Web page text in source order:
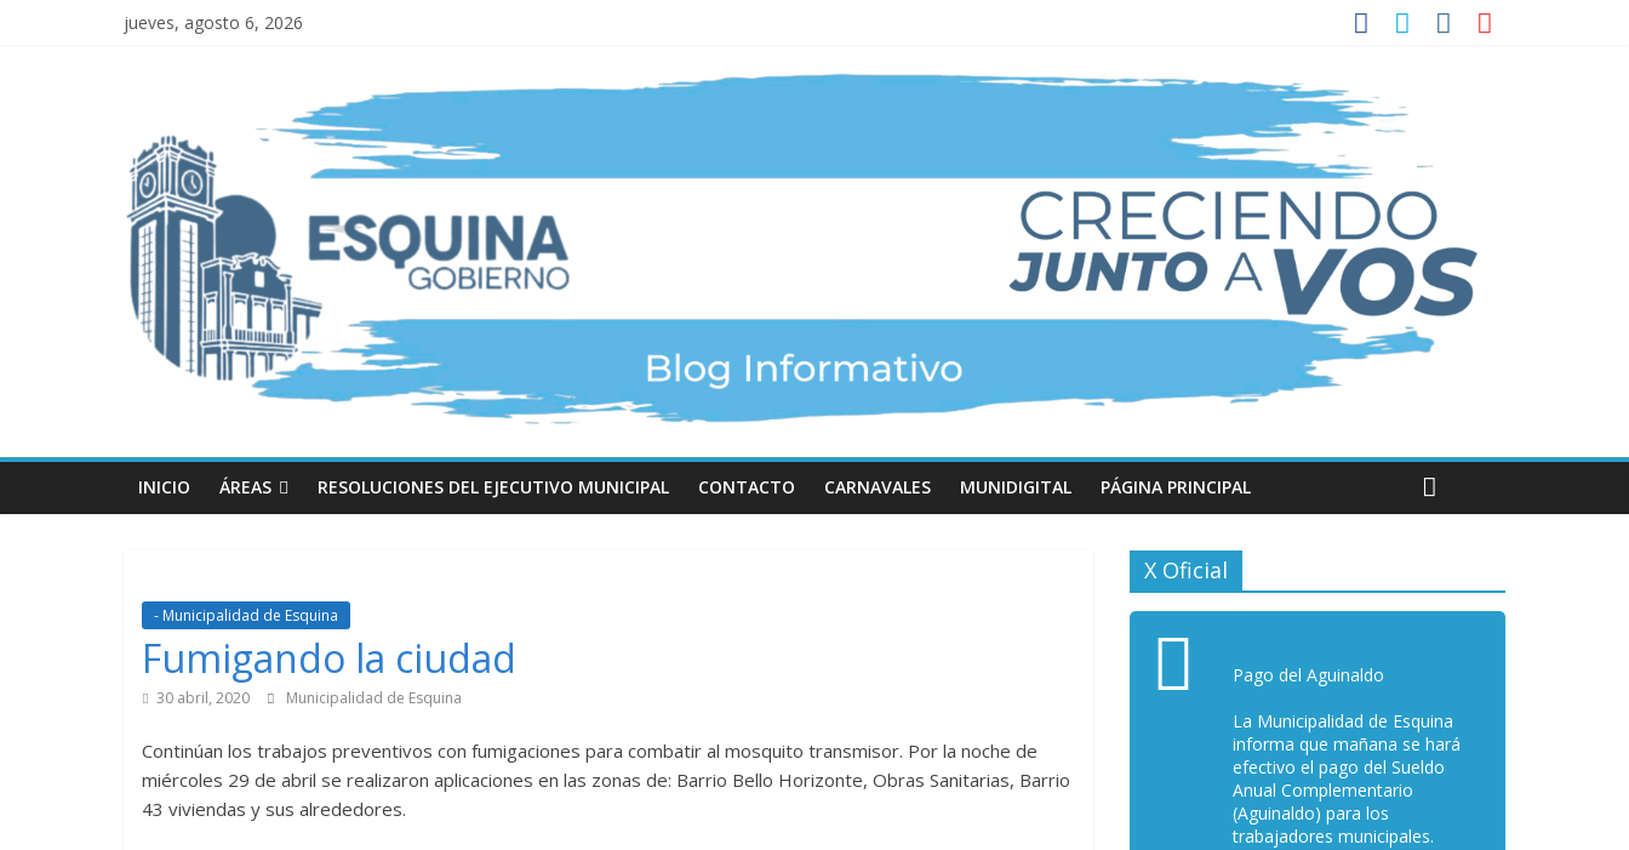
jueves, agosto 6, 2026
INICIO ÁREAS RESOLUCIONES DEL EJECUTIVO MUNICIPAL CONTACTO CARNAVALES MUNIDIGITAL PÁGINA PRINCIPAL
- Municipalidad de Esquina
Fumigando la ciudad
30 abril, 2020 Municipalidad de Esquina
Continúan los trabajos preventivos con fumigaciones para combatir al mosquito transmisor. Por la noche de
miércoles 29 de abril se realizaron aplicaciones en las zonas de: Barrio Bello Horizonte, Obras Sanitarias, Barrio
43 viviendas y sus alrededores.
X Oficial
Pago del Aguinaldo
La Municipalidad de Esquina
informa que mañana se hará
efectivo el pago del Sueldo
Anual Complementario
(Aguinaldo) para los
trabajadores municipales.